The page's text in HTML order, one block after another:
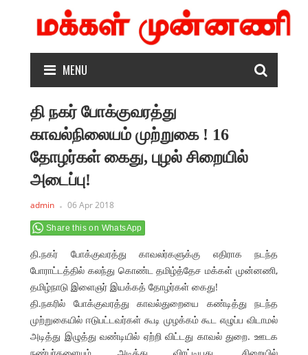
MENU
தி நகர் போக்குவரத்து
காவல்நிலையம் முற்றுகை ! 16
தோழர்கள் கைது, புழல் சிறையில்
அடைப்பு!
admin 06 Apr 2018
Share this on WhatsApp
தி.நகர் போக்குவரத்து காவலர்களுக்கு எதிராக நடந்த
போராட்டத்தில் கலந்து கொண்ட தமிழ்த்தேச மக்கள் முன்னணி,
தமிழ்நாடு இளைஞர் இயக்கத் தோழர்கள் கைது!
தி.நகரில் போக்குவரத்து காவல்துறையை கண்டித்து நடந்த
முற்றுகையில் ஈடுபட்டவர்கள் கூடி முழக்கம் கூட எழுப்ப விடாமல்
அடித்து இழுத்து வண்டியில் ஏற்றி விட்டது காவல் துறை. ஊடக
நண்பர்களையும் அடித்து விரட்டியது. சிறையில்